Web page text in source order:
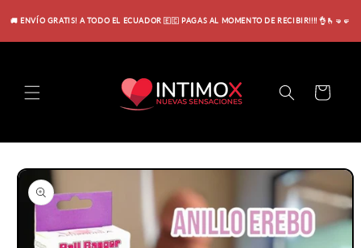
🚚 ENVÍO GRATIS! A TODO EL ECUADOR 🇪🇨 PAGAS AL MOMENTO DE RECIBIR!!!! 👌🫰🤜🤛
directamente
Carrito
directamente
información
del producto